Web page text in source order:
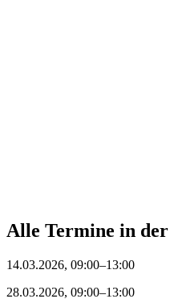
Alle Termine in
14.03.2026, 09:00–13:00
28.03.2026, 09:00–13:00